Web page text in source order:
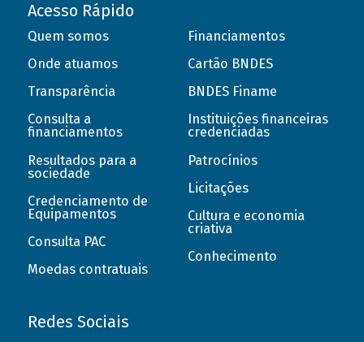
Acesso Rápido
Quem somos
Onde atuamos
Transparência
Consulta a
financiamentos
Resultados para a
sociedade
Credenciamento de
Equipamentos
Consulta PAC
Moedas contratuais
Financiamentos
Cartão BNDES
BNDES Finame
Instituições financeiras
credenciadas
Patrocínios
Licitações
Cultura e economia
criativa
Conhecimento
Redes Sociais